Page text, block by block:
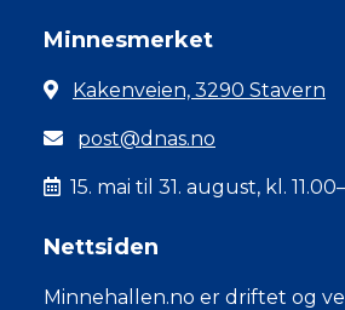
Minnesmerket
Kakenveien, 3290 Stavern
post@dnas.no
15. mai til 31. august, kl.
Nettsiden
Minnehallen.no er driftet og